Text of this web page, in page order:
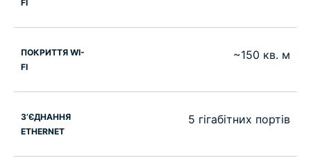
FI
ПОКРИТТЯ WI-
FI
~150 кв. м
З’ЄДНАННЯ
ETHERNET
5 гігабітних портів